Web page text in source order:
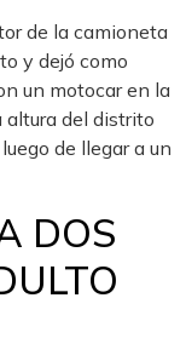
de la camioneta
y dejó como
un motocar en la
altura del distrito
de llegar a un
DOS